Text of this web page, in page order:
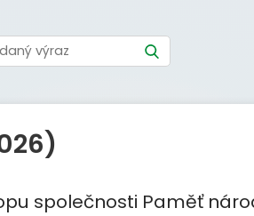
společnosti Paměť